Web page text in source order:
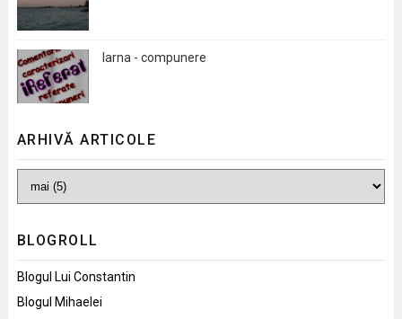
Iarna - compunere
ARHIVĂ ARTICOLE
BLOGROLL
Blogul Lui Constantin
Blogul Mihaelei